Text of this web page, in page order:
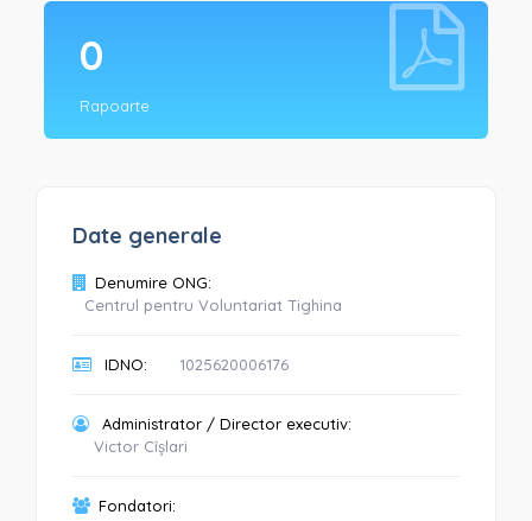
0
Rapoarte
Date generale
Denumire ONG:
Centrul pentru Voluntariat Tighina
IDNO: 1025620006176
Administrator / Director executiv:
Victor Cîșlari
Fondatori: